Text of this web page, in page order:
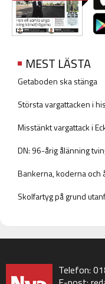
MEST LÄSTA
Getaboden ska stänga
Största vargattacken i
Misstänkt vargattack i
DN: 96-årig ålänning
Bankerna, koderna och
Skolfartyg på grund
Telefon: